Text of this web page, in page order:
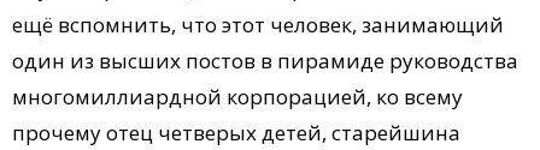
ещё вспомнить, что этот человек, занимающий
один из высших постов в пирамиде руководства
многомиллиардной корпорацией, ко всему
прочему отец четверых детей, старейшина